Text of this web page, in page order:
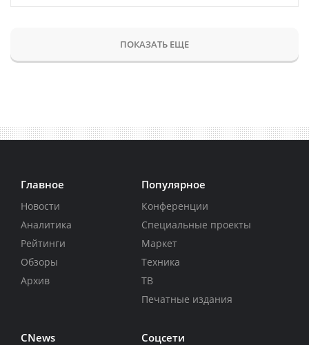
ПОКАЗАТЬ ЕЩЕ
Главное
Новости
Аналитика
Рейтинги
Обзоры
Архив
Популярное
Конференции
Специальные проекты
Маркет
Техника
ТВ
Печатные издания
CNews Соцсети